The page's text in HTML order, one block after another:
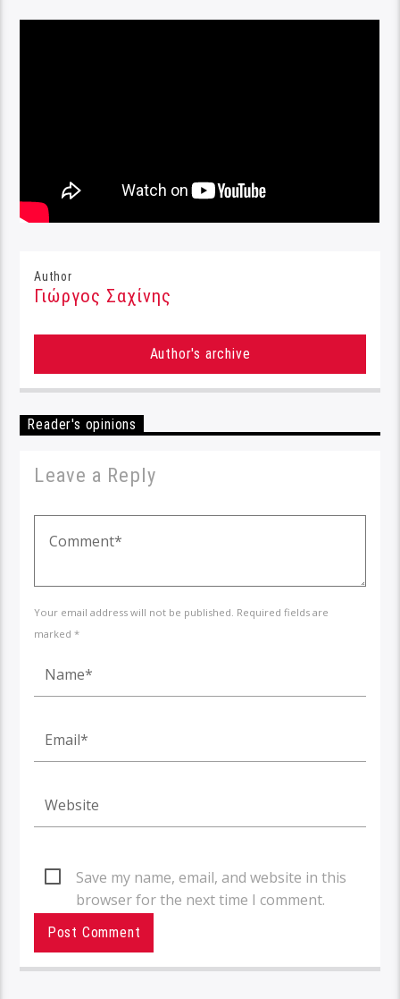
Author
Γιώργος Σαχίνης
Author's archive
Reader's opinions
Leave a Reply
Your email address will not be published. Required fields are
marked *
Save my name, email, and website in this
browser for the next time I comment.